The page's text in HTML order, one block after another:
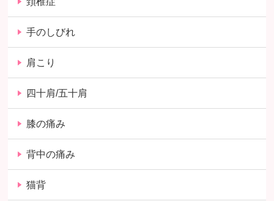
手のしびれ
肩こり
四十肩/五十肩
膝の痛み
背中の痛み
猫背